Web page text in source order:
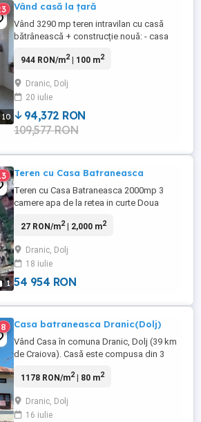
10
Vând casă la țară
Vând 3290 mp teren intravilan cu casă
bătrânească + construcție nouă: - casa
două camere, hol și beci, încălzire-sobe,
de cea veche, nefinisată, cca 50mp
amprentă compusă din zonă living, baie,
bucătărie și pod mansardat, ...
944 RON/m2| 100 m2
Dranic, Dolj
20 iulie
94,372 RON
109,577 RON
1
Teren cu Casa Batraneasca
Teren cu Casa Batraneasca 2000mp 3
camere apa de la retea in curte Doua
una pe strada Scolii
27 RON/m2| 2,000 m2
Dranic, Dolj
18 iulie
54 954 RON
8 Casa batraneasca Dranic(Dolj)
Vând Casa în comuna Dranic, Dolj (39 km
de Craiova). Casă este compusa din 3
cărămidă și acoperite cu tabla. In
camere (folosita ca spațiu de depozitare)
construita din cărămidă și peste aceasta
1178 RON/m2| 80 m2
Dranic, Dolj
16 iulie